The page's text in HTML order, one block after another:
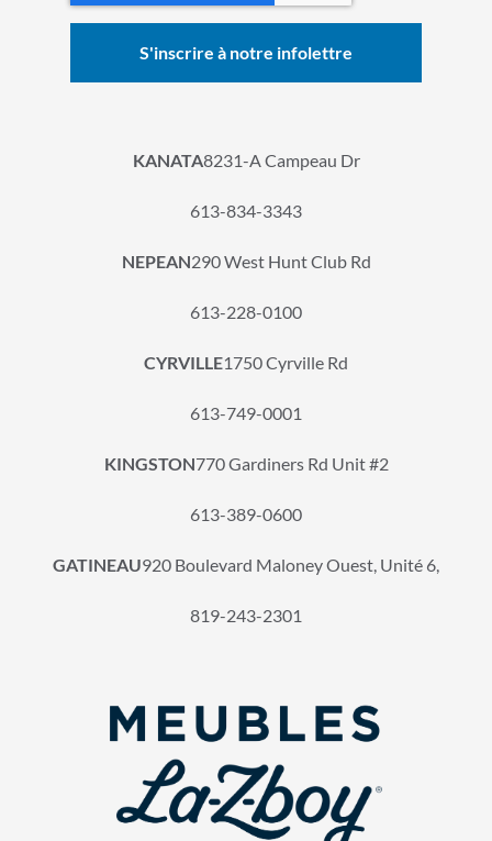
KANATA8231-A Campeau Dr
613-834-3343
NEPEAN290 West Hunt Club Rd
613-228-0100
CYRVILLE1750 Cyrville Rd
613-749-0001
KINGSTON770 Gardiners Rd Unit #2
613-389-0600
GATINEAU920 Boulevard Maloney Ouest, Unité 6,
819-243-2301